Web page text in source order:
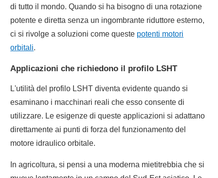
di tutto il mondo. Quando si ha bisogno di una rotazione
potente e diretta senza un ingombrante riduttore esterno,
ci si rivolge a soluzioni come queste potenti motori
orbitali.
Applicazioni che richiedono il profilo LSHT
L'utilità del profilo LSHT diventa evidente quando si
esaminano i macchinari reali che esso consente di
utilizzare. Le esigenze di queste applicazioni si adattano
direttamente ai punti di forza del funzionamento del
motore idraulico orbitale.
In agricoltura, si pensi a una moderna mietitrebbia che si